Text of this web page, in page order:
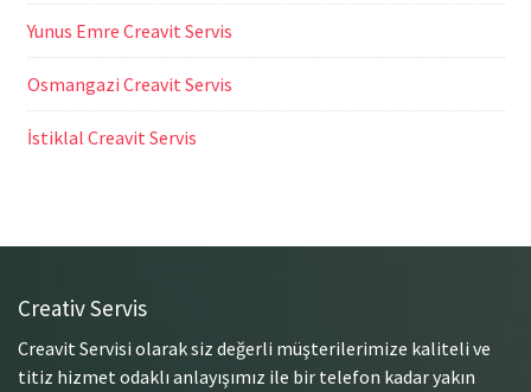
Yunus Emre Creavit Servis
Osmangazi Creavit Servis
İstiklal Creavit Servis
Creativ Servis
Creavit Servisi olarak siz değerli müşterilerimize kaliteli ve
titiz hizmet odaklı anlayışımız ile bir telefon kadar yakın